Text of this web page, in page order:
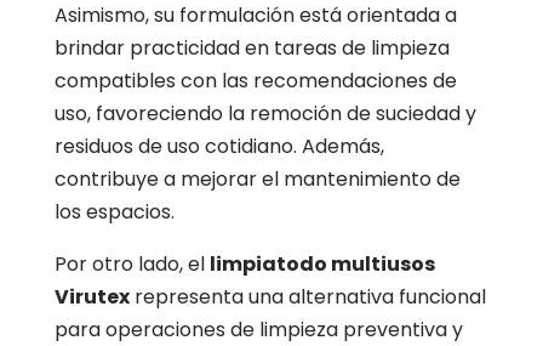
Asimismo, su formulación está orientada a
brindar practicidad en tareas de limpieza
compatibles con las recomendaciones de
uso, favoreciendo la remoción de suciedad y
residuos de uso cotidiano. Además,
contribuye a mejorar el mantenimiento de
los espacios.
Por otro lado, el limpiatodo multiusos
Virutexrepresenta una alternativa funcional
para operaciones de limpieza preventiva y